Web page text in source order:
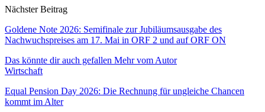
Nächster Beitrag
Goldene Note 2026: Semifinale zur Jubiläumsausgabe des
Nachwuchspreises am 17. Mai in ORF 2 und auf ORF ON
Das könnte dir auch gefallen Mehr vom Autor
Wirtschaft
Equal Pension Day 2026: Die Rechnung für ungleiche Chancen
kommt im Alter